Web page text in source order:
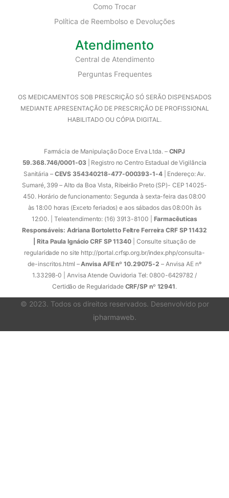
Como Trocar
Política de Reembolso e Devoluções
Atendimento
Central de Atendimento
Perguntas Frequentes
OS MEDICAMENTOS SOB PRESCRIÇÃO SÓ SERÃO DISPENSADOS
MEDIANTE APRESENTAÇÃO DE PRESCRIÇÃO DE PROFISSIONAL
HABILITADO OU CÓPIA DIGITAL.
Farmácia de Manipulação Doce Erva Ltda. – CNPJ
59.368.746/0001-03| Registro no Centro Estadual de Vigilância
Sanitária –CEVS 354340218-477-000393-1-4| Endereço: Av.
Sumaré, 399 – Alto da Boa Vista, Ribeirão Preto (SP)- CEP 14025-
450. Horário de funcionamento: Segunda à sexta-feira das 08:00
às 18:00 horas (Exceto feriados) e aos sábados das 08:00h às
12:00. | Teleatendimento: (16) 3913-8100 | Farmacêuticas
Responsáveis: Adriana Bortoletto Feltre Ferreira CRF SP 11432
| Rita Paula Ignácio CRF SP 11340 | Consulte situação de
regularidade no site http://portal.crfsp.org.br/index.php/consulta-
de-inscritos.html –Anvisa AFE nº 10.29075-2 – Anvisa AE nº
1.33298-0 | Anvisa Atende Ouvidoria Tel: 0800-6429782 /
Certidão de Regularidade CRF/SP nº 12941.
© 2023. Todos os direitos reservados. Desenvolvido por
ipharmaweb.